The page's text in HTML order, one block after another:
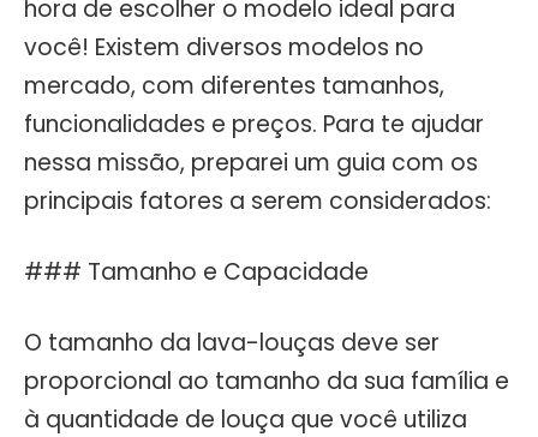
hora de escolher o modelo ideal para
você! Existem diversos modelos no
mercado, com diferentes tamanhos,
funcionalidades e preços. Para te ajudar
nessa missão, preparei um guia com os
principais fatores a serem considerados:
### Tamanho e Capacidade
O tamanho da lava-louças deve ser
proporcional ao tamanho da sua família e
à quantidade de louça que você utiliza